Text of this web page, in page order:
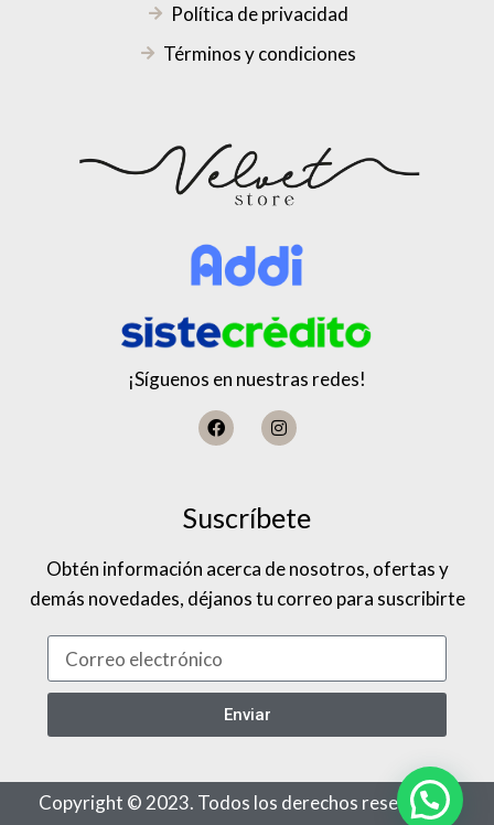
Política de privacidad
Términos y condiciones
¡Síguenos en nuestras redes!
Suscríbete
Obtén información acerca de nosotros, ofertas y
demás novedades, déjanos tu correo para suscribirte
Enviar
Copyright © 2023. Todos los derechos reservados